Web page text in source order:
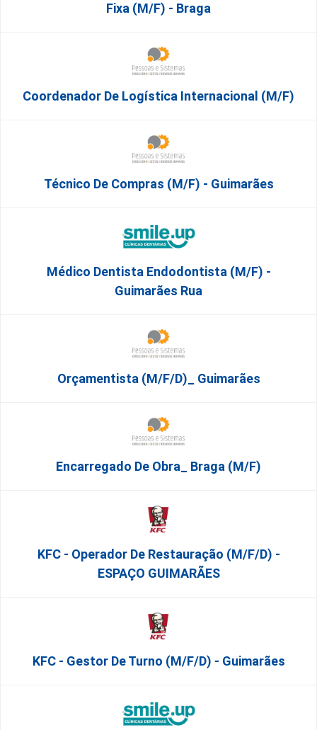
Fixa (M/F) - Braga
Coordenador De Logística Internacional (m/f)
Técnico De Compras (m/f) - Guimarães
Médico Dentista Endodontista (M/F) -
Guimarães Rua
Orçamentista (m/f/d)_ Guimarães
Encarregado De Obra_ Braga (m/f)
KFC - Operador De Restauração (m/f/d) -
ESPAÇO GUIMARÃES
KFC - Gestor De Turno (m/f/d) - Guimarães